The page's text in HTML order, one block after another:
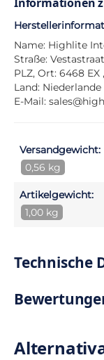
Name: Highlite
Straße:
PLZ, Ort: 6468 EX
Land: Niederlande
E-Mail:
Versandgewicht:
0,56 kg
Artikelgewicht:
1,00 kg
Technische